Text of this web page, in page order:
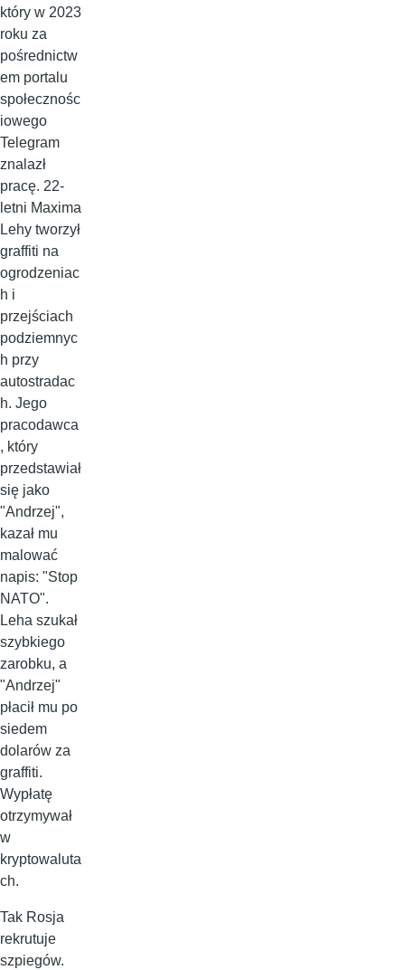
który w 2023
roku za
pośrednictw
em portalu
społecznośc
iowego
Telegram
znalazł
pracę. 22-
letni Maxima
Lehy tworzył
graffiti na
ogrodzeniac
h i
przejściach
podziemnyc
h przy
autostradac
h. Jego
pracodawca
, który
przedstawiał
się jako
"Andrzej",
kazał mu
malować
napis: "Stop
NATO".
Leha szukał
szybkiego
zarobku, a
"Andrzej"
płacił mu po
siedem
dolarów za
graffiti.
Wypłatę
otrzymywał
w
kryptowaluta
ch.
Tak Rosja
rekrutuje
szpiegów.